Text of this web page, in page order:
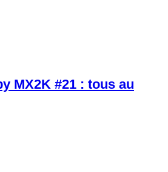
MX2K #21 : tous au